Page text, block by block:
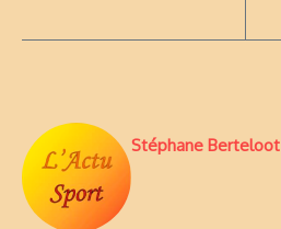
Stéphane Berteloot